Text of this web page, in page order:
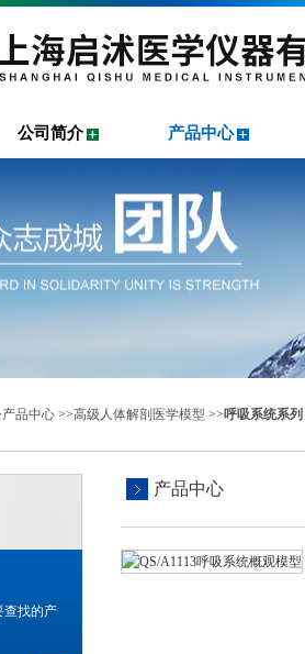
公司简介 产品中心
产品中心 >>高级人体解剖医学模型 >>呼吸系统系列
产品中心
查找的产